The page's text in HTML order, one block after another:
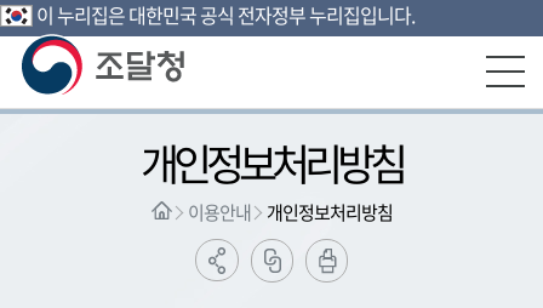
본문영역 바로가기
메인메뉴 바로가기
하단링크 바로가기
이 누리집은 대한민국 공식 전자정부 누리집입니다.
개인정보처리방침
이용안내 개인정보처리방침